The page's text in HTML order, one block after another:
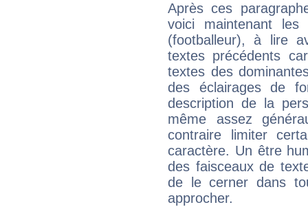
Après ces
voici maintenant
(footballeur), à lire
textes précédents
textes des
des éclairages de
description de la
même assez
contraire limiter
caractère. Un être
des faisceaux de
de le cerner dans
approcher.